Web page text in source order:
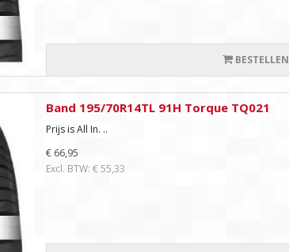
BESTELLEN
Band 195/70R14TL 91H Torque TQ021
Prijs is All In. ..
€ 66,95
Excl. BTW: € 55,33